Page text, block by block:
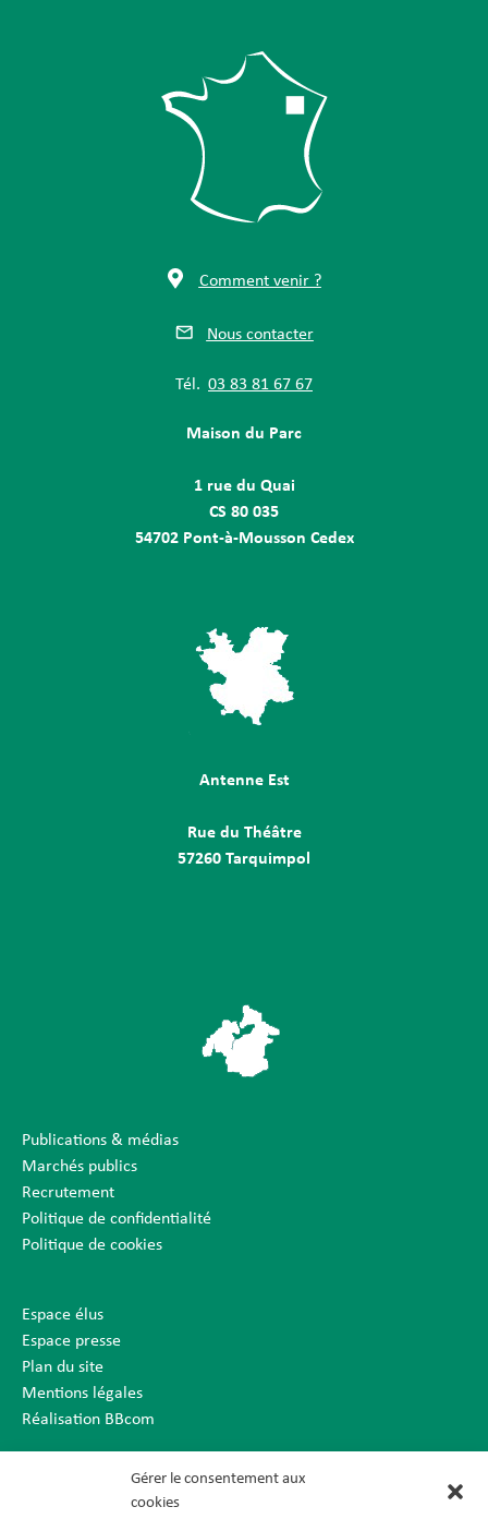
Gérer le consentement aux
cookies
Comment venir ?
Nous contacter
Tél. 03 83 81 67 67
Maison du Parc
1 rue du Quai
CS 80 035
54702 Pont-à-Mousson Cedex
Antenne Est
Rue du Théâtre
57260 Tarquimpol
Publications & médias
Marchés publics
Recrutement
Politique de confidentialité
Politique de cookies
Espace élus
Espace presse
Plan du site
Mentions légales
Réalisation BBcom